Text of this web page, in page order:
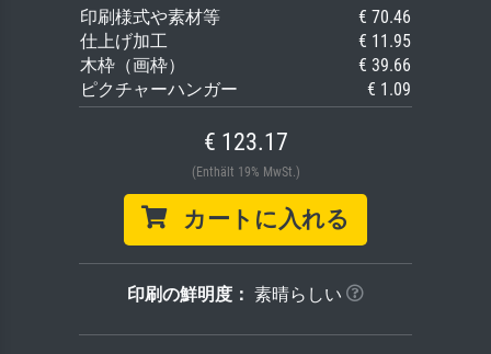
印刷様式や素材等
€ 70.46
仕上げ加工
€ 11.95
木枠（画枠）
€ 39.66
ピクチャーハンガー
€ 1.09
€ 123.17
(Enthält 19% MwSt.)
カートに入れる
印刷の鮮明度： 素晴らしい